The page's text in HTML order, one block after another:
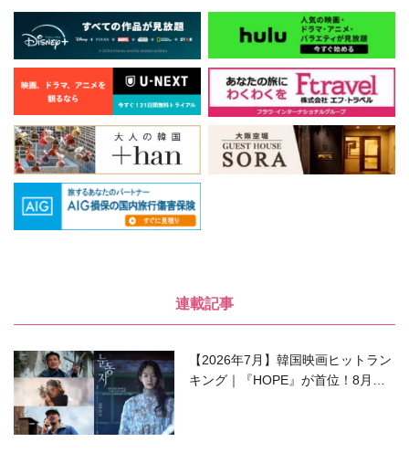
連載記事
【2026年7月】韓国映画ヒットラン
キング｜『HOPE』が首位！8月公